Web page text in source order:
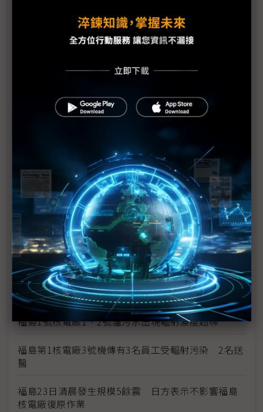
同為7級 福島外洩輻射僅車諾比的10% 日官房長
東電：福島第1核電廠地下水受到污染
IAEA上修福島核電廠疏散區碘131數值
福島第1核電廠可能整個封廠
福島核電廠第1~4號反應爐將廢爐
福島核災沒完沒了 電廠周邊驗出鈽
1千萬倍輻射量搞烏龍 東電下修至10萬倍
福島1號核電廠1、2號爐污水出現輻射濃度超標
福島第1核電廠3號機傳有3名員工受輻射污染 2名送
醫
福島23日清晨發生規模5餘震 日方表示不影響福島
核電廠復原作業